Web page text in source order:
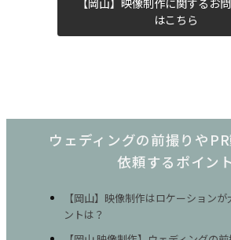
【岡山】映像制作に関するお
はこちら
ウェディングの前撮りや
依頼するポイント
【岡山】映像制作はロケーション
ントは？